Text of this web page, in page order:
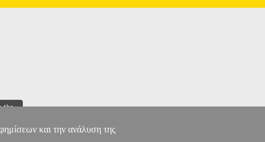
και την ανάλυση της